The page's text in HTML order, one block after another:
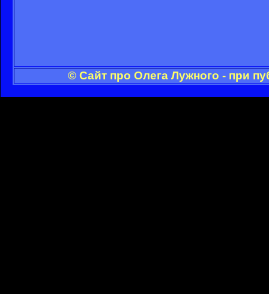
© Сайт про Олега Лужного - при